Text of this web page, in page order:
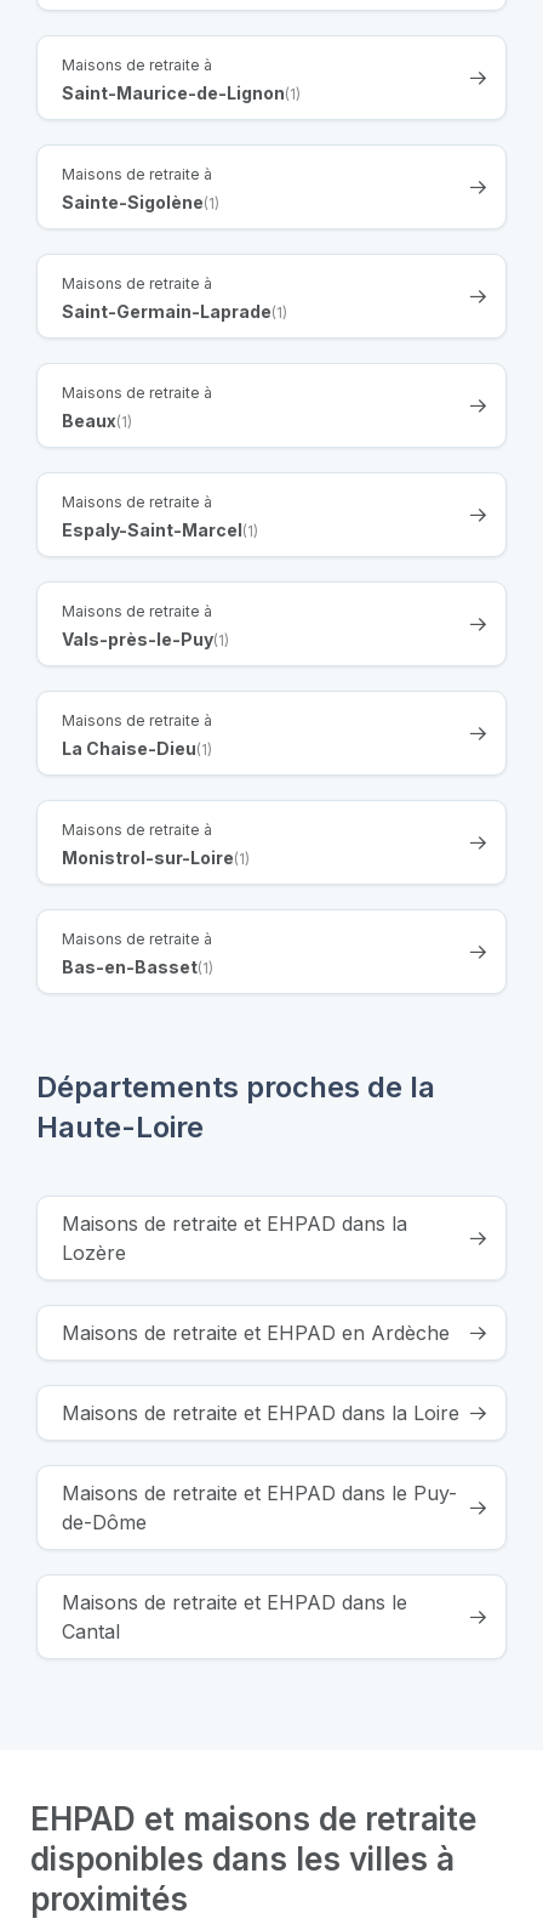
Maisons de retraite à
Saint-Maurice-de-Lignon(1)
Maisons de retraite à
Sainte-Sigolène(1)
Maisons de retraite à
Saint-Germain-Laprade(1)
Maisons de retraite à
Beaux(1)
Maisons de retraite à
Espaly-Saint-Marcel(1)
Maisons de retraite à
Vals-près-le-Puy(1)
Maisons de retraite à
La Chaise-Dieu(1)
Maisons de retraite à
Monistrol-sur-Loire(1)
Maisons de retraite à
Bas-en-Basset(1)
Départements proches de la
Haute-Loire
Maisons de retraite et EHPAD dans la
Lozère
Maisons de retraite et EHPAD en Ardèche
Maisons de retraite et EHPAD dans la Loire
Maisons de retraite et EHPAD dans le Puy-
de-Dôme
Maisons de retraite et EHPAD dans le
Cantal
EHPAD et maisons de retraite
disponibles dans les villes à
proximités